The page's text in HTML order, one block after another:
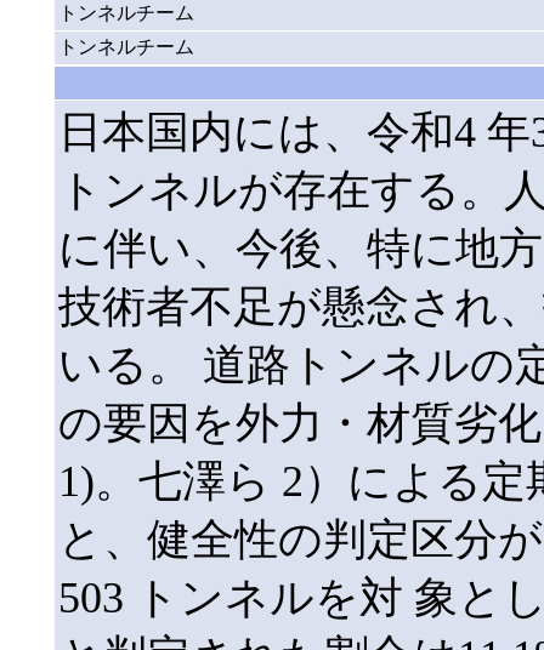
トンネルチーム
トンネルチーム
日本国内には、令和4
トンネルが存在する。
に伴い、今後、特に地
技術者不足が懸念され
いる。 道路トンネルの
の要因を外力・材質劣
1)。七澤ら 2）による
と、健全性の判定区分
503 トンネルを対 象と